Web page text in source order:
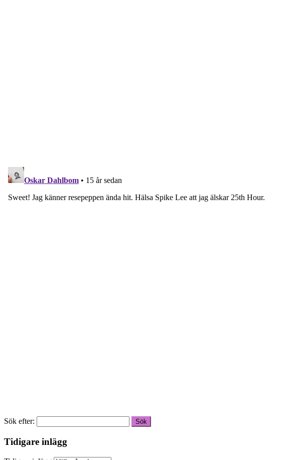
Sök efter:
Tidigare inlägg